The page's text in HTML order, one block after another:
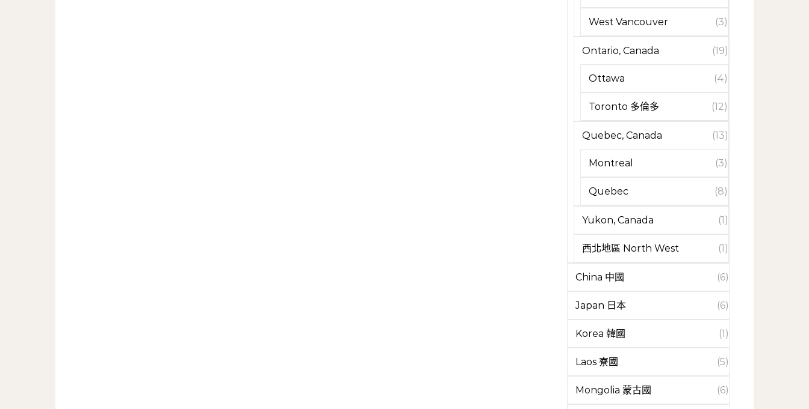
West Vancouver (3)
Ontario, Canada (19)
Ottawa (4)
Toronto 多倫多 (12)
Quebec, Canada (13)
Montreal (3)
Quebec (8)
Yukon, Canada (1)
西北地區 North West (1)
China 中國 (6)
Japan 日本 (6)
Korea 韓國 (1)
Laos 寮國 (5)
Mongolia 蒙古國 (6)